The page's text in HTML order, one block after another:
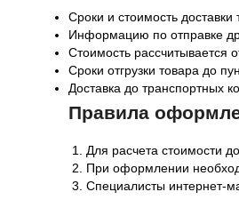
Сроки и стоимость
Информацию по отправке
Стоимость рассчитывается
Сроки отгрузки товара до
Доставка до транспортных
Правила
Для расчета стоимости
При оформлении
Специалисты интернет-